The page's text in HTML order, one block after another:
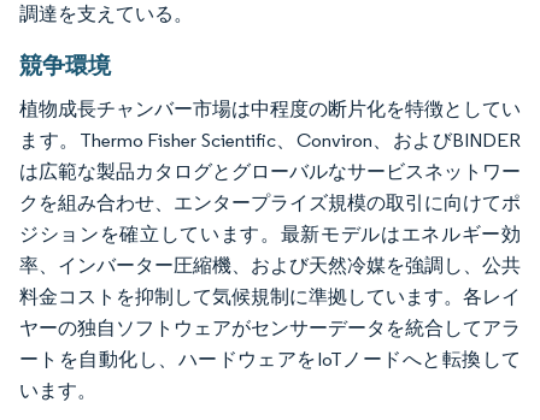
調達を支えている。
競争環境
植物成長チャンバー市場は中程度の断片化を特徴としてい
ます。Thermo Fisher Scientific、Conviron、およびBINDER
は広範な製品カタログとグローバルなサービスネットワー
クを組み合わせ、エンタープライズ規模の取引に向けてポ
ジションを確立しています。最新モデルはエネルギー効
率、インバーター圧縮機、および天然冷媒を強調し、公共
料金コストを抑制して気候規制に準拠しています。各レイ
ヤーの独自ソフトウェアがセンサーデータを統合してアラ
ートを自動化し、ハードウェアをIoTノードへと転換して
います。